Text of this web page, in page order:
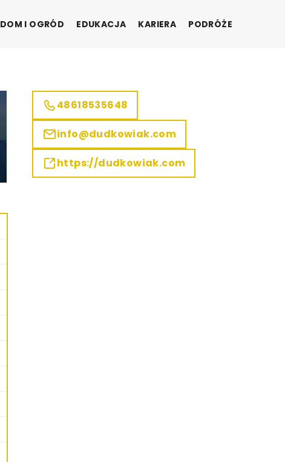
DOM I OGRÓD EDUKACJA KARIERA PODRÓŻE
48618535648
info@dudkowiak.com
https://dudkowiak.com